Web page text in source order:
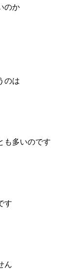
のか
のは
も多いのです
す
ん